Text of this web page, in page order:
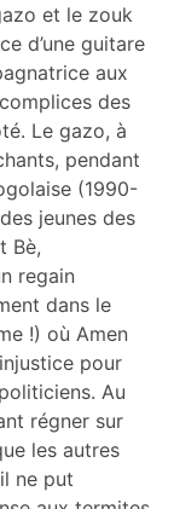
et le zouk
d’une guitare
aux
des
Le gazo, à
pendant
(1990-
jeunes des
Bè,
regain
dans le
!) où Amen
pour
Au
régner sur
les autres
ne put